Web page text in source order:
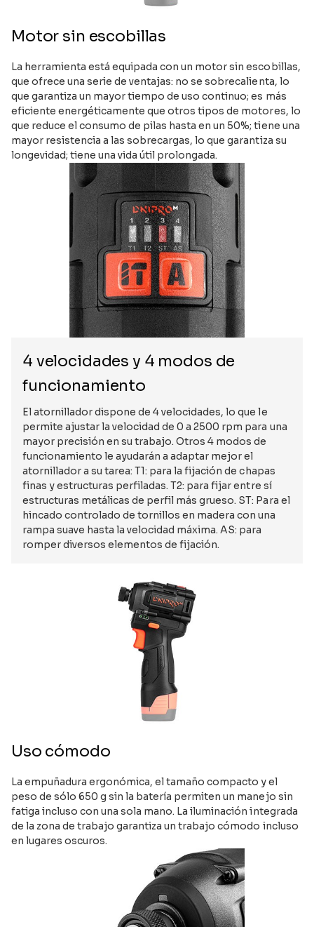
Motor sin escobillas
La herramienta está equipada con un motor sin escobillas,
que ofrece una serie de ventajas: no se sobrecalienta, lo
que garantiza un mayor tiempo de uso continuo; es más
eficiente energéticamente que otros tipos de motores, lo
que reduce el consumo de pilas hasta en un 50%; tiene una
mayor resistencia a las sobrecargas, lo que garantiza su
longevidad; tiene una vida útil prolongada.
4 velocidades y 4 modos de
funcionamiento
El atornillador dispone de 4 velocidades, lo que le
permite ajustar la velocidad de 0 a 2500 rpm para una
mayor precisión en su trabajo. Otros 4 modos de
funcionamiento le ayudarán a adaptar mejor el
atornillador a su tarea: T1: para la fijación de chapas
finas y estructuras perfiladas. T2: para fijar entre sí
estructuras metálicas de perfil más grueso. ST: Para el
hincado controlado de tornillos en madera con una
rampa suave hasta la velocidad máxima. AS: para
romper diversos elementos de fijación.
Uso cómodo
La empuñadura ergonómica, el tamaño compacto y el
peso de sólo 650 g sin la batería permiten un manejo sin
fatiga incluso con una sola mano. La iluminación integrada
de la zona de trabajo garantiza un trabajo cómodo incluso
en lugares oscuros.